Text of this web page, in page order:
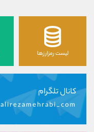
لیست رمزارزها
کانال تلگرام
alirezamehrabi_com